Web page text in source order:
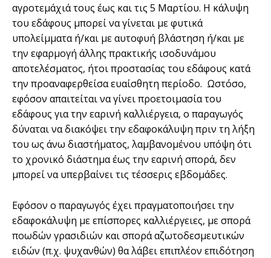
αγροτεµάχιά τους έως και τις 5 Μαρτίου. Η κάλυψη
του εδάφους µπορεί να γίνεται µε φυτικά
υπολείµµατα ή/και µε αυτοφυή βλάστηση ή/και µε
την εφαρµογή άλλης πρακτικής ισοδυνάµου
αποτελέσµατος, ήτοι προστασίας του εδάφους κατά
την προαναφερθείσα ευαίσθητη περίοδο. Ωστόσο,
εφόσον απαιτείται να γίνει προετοιµασία του
εδάφους για την εαρινή καλλιέργεια, ο παραγωγός
δύναται να διακόψει την εδαφοκάλυψη πριν τη λήξη
του ως άνω διαστήµατος, λαµβανοµένου υπόψη ότι
το χρονικό διάστηµα έως την εαρινή σπορά, δεν
µπορεί να υπερβαίνει τις τέσσερις εβδοµάδες.
Εφόσον ο παραγωγός έχει πραγµατοποιήσει την
εδαφοκάλυψη µε επίσπορες καλλιέργειες, µε σπορά
ποωδών γρασιδιών και σπορά αζωτοδεσµευτικών
ειδών (π.χ. ψυχανθών) θα λάβει επιπλέον επιδότηση